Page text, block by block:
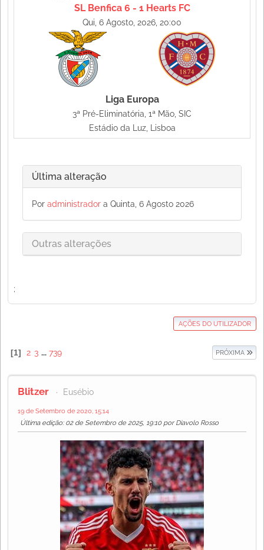
SL Benfica 6 - 1 Hearts FC
Qui, 6 Agosto, 2026, 20:00
Liga Europa
3ª Pré-Eliminatória, 1ª Mão, SIC
Estádio da Luz, Lisboa
Última alteração
Por administrador a Quinta, 6 Agosto 2026
Outras alterações
;
AÇÕES DO UTILIZADOR
1 2 3 ... 739 PRÓXIMA
Blitzer Eusébio
19 de Setembro de 2020, 15:14
Última edição: 02 de Setembro de 2025, 19:10 por Diavolo Rosso